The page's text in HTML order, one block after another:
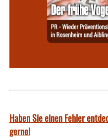
Haben Sie einen Fehler
gerne!